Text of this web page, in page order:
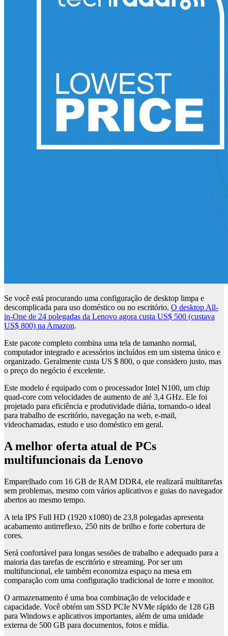
Se você está procurando uma configuração de desktop limpa e
descomplicada para uso doméstico ou no escritório, O desktop All-
in-One de 24 polegadas da Lenovo agora custa US$ 500 (custava
US$ 800) na Amazon.
Este pacote completo combina uma tela de tamanho normal,
computador integrado e acessórios incluídos em um sistema único e
organizado. Geralmente custa US $ 800, o que considero justo, mas
o preço do negócio é excelente.
Este modelo é equipado com o processador Intel N100, um chip
quad-core com velocidades de aumento de até 3,4 GHz. Ele foi
projetado para eficiência e produtividade diária, tornando-o ideal
para trabalho de escritório, navegação na web, e-mail,
videochamadas, estudo e uso doméstico em geral.
A melhor oferta atual de PCs
multifuncionais da Lenovo
Emparelhado com 16 GB de RAM DDR4, ele realizará multitarefas
sem problemas, mesmo com vários aplicativos e guias do navegador
abertos ao mesmo tempo.
A tela IPS Full HD (1920 x1080) de 23,8 polegadas apresenta
acabamento antirreflexo, 250 nits de brilho e forte cobertura de
cores.
Será confortável para longas sessões de trabalho e adequado para a
maioria das tarefas de escritório e streaming. Por ser um
multifuncional, ele também economiza espaço na mesa em
comparação com uma configuração tradicional de torre e monitor.
O armazenamento é uma boa combinação de velocidade e
capacidade. Você obtém um SSD PCIe NVMe rápido de 128 GB
para Windows e aplicativos importantes, além de uma unidade
externa de 500 GB para documentos, fotos e mídia.